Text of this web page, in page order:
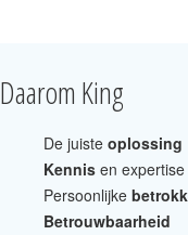
Daarom King
De juiste oplossing
Kennisen expertise
Persoonlijke
Betrouwbaarheid